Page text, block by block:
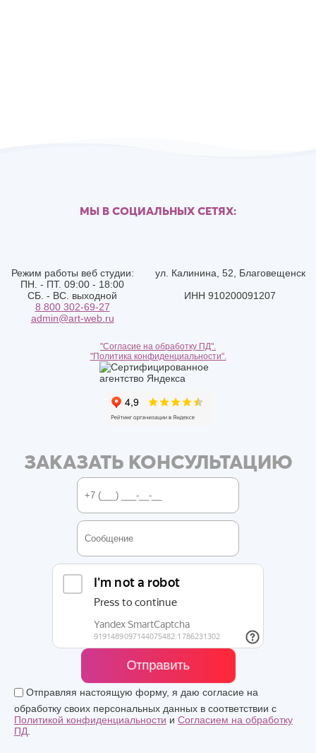
Режим работы веб студии:
ПН. - ПТ. 09:00 - 18:00
СБ. - ВС. выходной
8 800 302-69-27
admin@art-web.ru
ул. Калинина, 52, Благовещенск
ИНН 910200091207
"Согласие на обработку ПД".
"Политика конфиденциальности".
МЫ В СОЦИАЛЬНЫХ СЕТЯХ:
ЗАКАЗАТЬ КОНСУЛЬТАЦИЮ
Отправить
Отправляя настоящую форму, я даю согласие на
обработку своих персональных данных в соответствии с
Политикой конфиденциальности и Согласием на обработку
ПД